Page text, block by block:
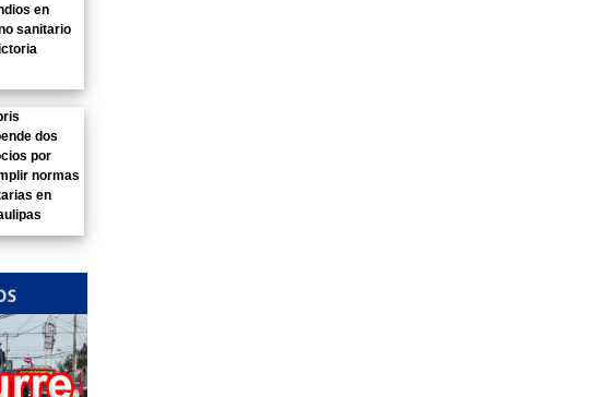
en
sanitario
dos
por
normas
en